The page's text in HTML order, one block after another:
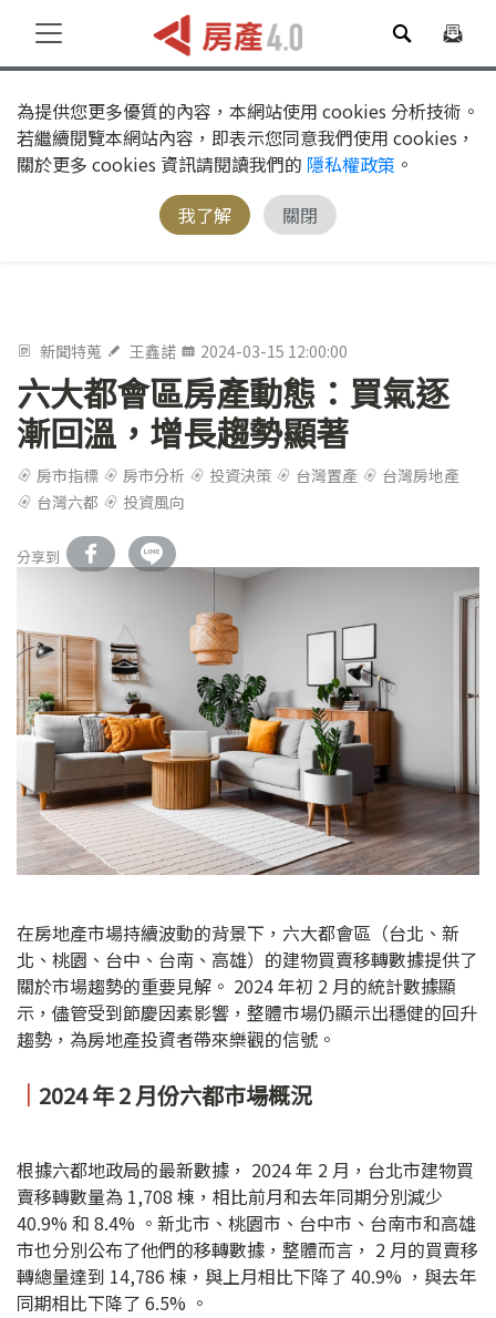
為提供您更多優質的內容，本網站使用 cookies 分析技術。
若繼續閱覽本網站內容，即表示您同意我們使用 cookies，
關於更多 cookies 資訊請閱讀我們的 隱私權政策 。
我了解
關閉
新聞特蒐 王鑫諾 2024-03-15 12:00:00
六大都會區房產動態：買氣逐
漸回溫，增長趨勢顯著
房市指標 房市分析 投資決策 台灣置產
台灣房地產
台灣六都
投資風向
分享到
在房地產市場持續波動的背景下，六大都會區（台北、新
北、桃園、台中、台南、高雄）的建物買賣移轉數據提供了
關於市場趨勢的重要見解。 2024 年初 2 月的統計數據顯
示，儘管受到節慶因素影響，整體市場仍顯示出穩健的回升
趨勢，為房地產投資者帶來樂觀的信號。
｜ 2024 年 2 月份六都市場概況
根據六都地政局的最新數據， 2024 年 2 月，台北市建物買
賣移轉數量為 1,708 棟，相比前月和去年同期分別減少
40.9% 和 8.4% 。新北市、桃園市、台中市、台南市和高雄
市也分別公布了他們的移轉數據，整體而言， 2 月的買賣移
轉總量達到 14,786 棟，與上月相比下降了 40.9% ，與去年
同期相比下降了 6.5% 。